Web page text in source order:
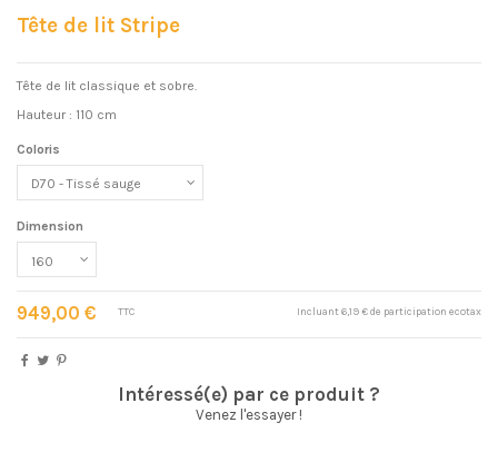
Tête de lit Stripe
Tête de lit classique et sobre.
Hauteur : 110 cm
Coloris
Dimension
949,00 € Incluant 6,19 € de participation ecotax
TTC
Intéressé(e) par ce produit ?
Venez l'essayer !